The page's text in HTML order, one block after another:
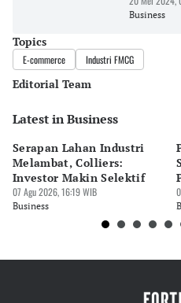
Business
Topics
E-commerce Industri FMCG
Editorial Team
Editor
Editor
Pingit Aria
Latest in Business
Serapan Lahan Industri
Melambat, Colliers:
Investor Makin Selektif
07 Agu 2026, 16:19 WIB
Business